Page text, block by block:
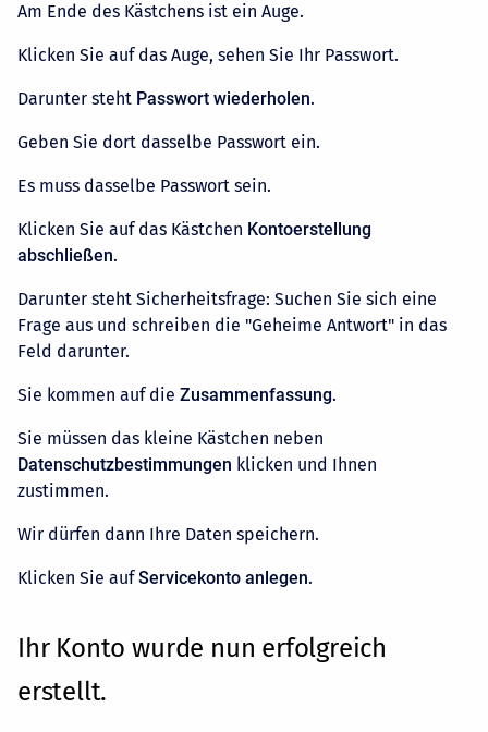
Am Ende des Kästchens ist ein Auge.
Klicken Sie auf das Auge, sehen Sie Ihr Passwort.
Darunter steht Passwort wiederholen.
Geben Sie dort dasselbe Passwort ein.
Es muss dasselbe Passwort sein.
Klicken Sie auf das Kästchen Kontoerstellung
abschließen.
Darunter steht Sicherheitsfrage: Suchen Sie sich eine
Frage aus und schreiben die "Geheime Antwort" in das
Feld darunter.
Sie kommen auf die Zusammenfassung.
Sie müssen das kleine Kästchen neben
Datenschutzbestimmungen klicken und Ihnen
zustimmen.
Wir dürfen dann Ihre Daten speichern.
Klicken Sie aufServicekonto anlegen.
Ihr Konto wurde nun erfolgreich
erstellt.